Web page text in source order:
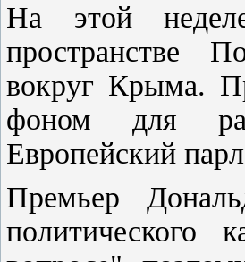
На этой
пространстве
вокруг Крыма.
фоном для
Европейский
Премьер
политического